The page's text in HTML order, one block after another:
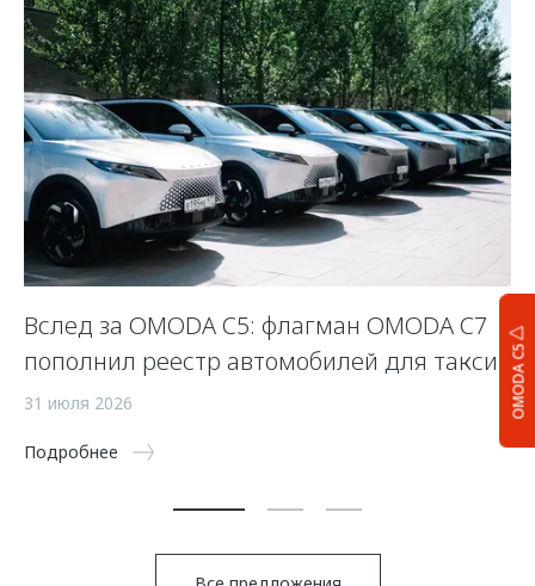
OMODA C5
Вслед за OMODA C5: флагман OMODA C7
пополнил реестр автомобилей для такси
31 июля 2026
Подробнее